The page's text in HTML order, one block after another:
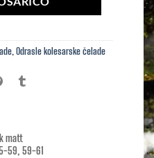
Odrasle kolesarske čelade
matt
59, 59-61